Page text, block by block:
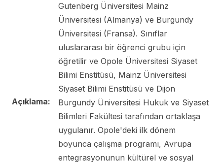
Açıklama:
Gutenberg Üniversitesi Mainz
Üniversitesi (Almanya) ve Burgundy
Üniversitesi (Fransa). Sınıflar
uluslararası bir öğrenci grubu için
öğretilir ve Opole Üniversitesi Siyaset
Bilimi Enstitüsü, Mainz Üniversitesi
Siyaset Bilimi Enstitüsü ve Dijon
Burgundy Üniversitesi Hukuk ve Siyaset
Bilimleri Fakültesi tarafından ortaklaşa
uygulanır. Opole'deki ilk dönem
boyunca çalışma programı, Avrupa
entegrasyonunun kültürel ve sosyal